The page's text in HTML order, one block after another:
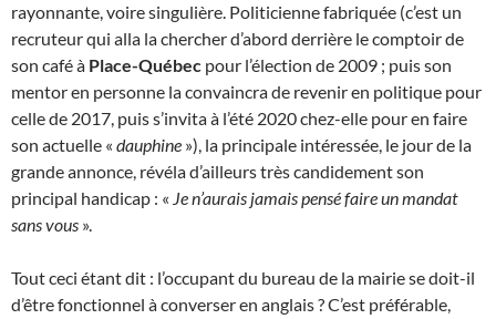
rayonnante, voire singulière. Politicienne fabriquée (c’est un
recruteur qui alla la chercher d’abord derrière le comptoir de
son café à Place-Québec pour l’élection de 2009 ; puis son
mentor en personne la convaincra de revenir en politique pour
celle de 2017, puis s’invita à l’été 2020 chez-elle pour en faire
son actuelle « dauphine »), la principale intéressée, le jour de la
grande annonce, révéla d’ailleurs très candidement son
principal handicap : « Je n’aurais jamais pensé faire un mandat
sans vous ».
Tout ceci étant dit : l’occupant du bureau de la mairie se doit-il
d’être fonctionnel à converser en anglais ? C’est préférable,